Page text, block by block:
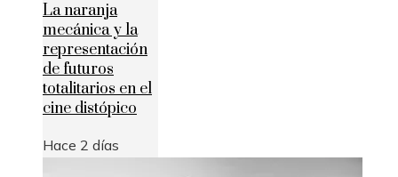
La naranja
mecánica y la
representación
de futuros
totalitarios en el
cine distópico
Hace 2 días